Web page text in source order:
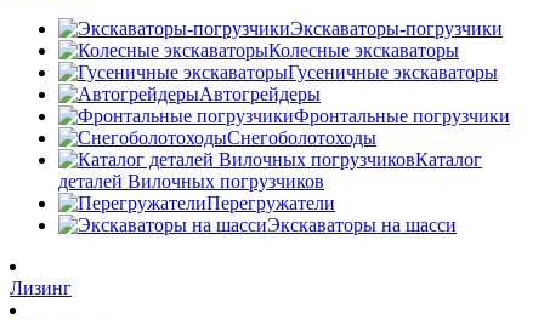
Экскаваторы-погрузчики
Колесные экскаваторы
Гусеничные экскаваторы
Автогрейдеры
Фронтальные погрузчики
Снегоболотоходы
Каталог
деталей Вилочных погрузчиков
Перегружатели
Экскаваторы на шасси
Лизинг